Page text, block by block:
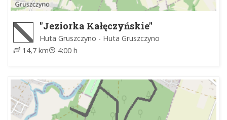
"Jeziorka Kałęczyńskie"
Huta Gruszczyno - Huta Gruszczyno
14,7 km
4:00 h